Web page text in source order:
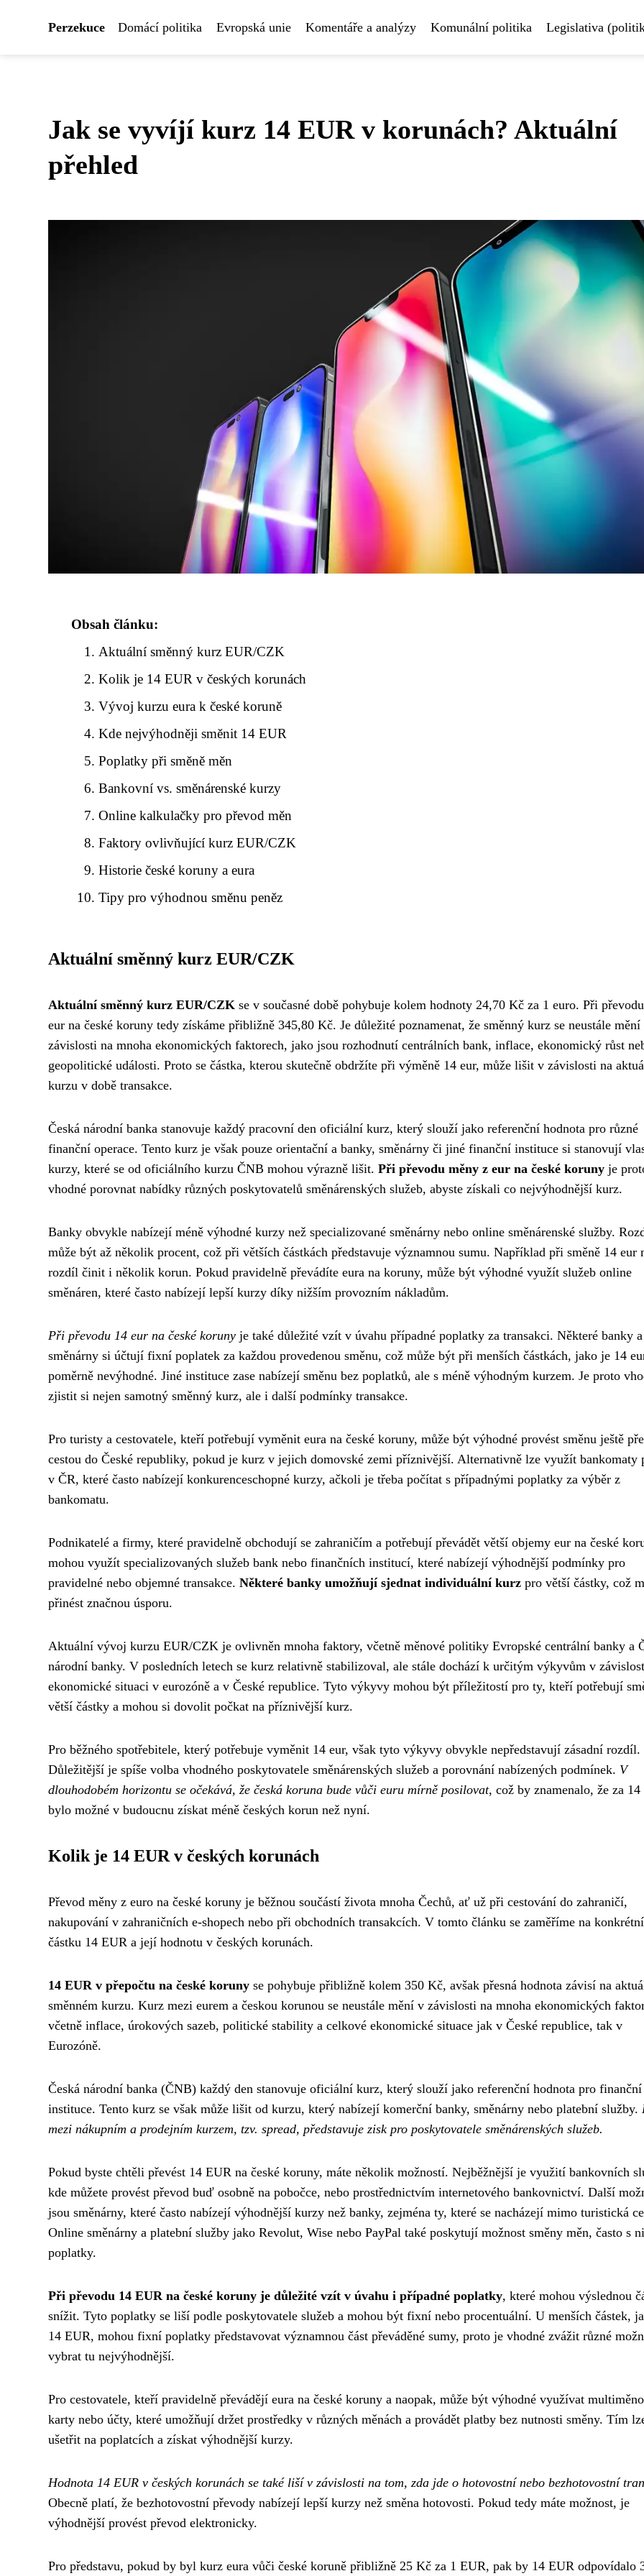
Perzekuce Domácí politika Evropská unie Komentáře a analýzy Komunální politika Legislativa
Jak se vyvíjí kurz 14 EUR v korunách? Aktuální
přehled
Obsah článku:
Aktuální směnný kurz EUR/CZK
Kolik je 14 EUR v českých korunách
Vývoj kurzu eura k české koruně
Kde nejvýhodněji směnit 14 EUR
Poplatky při směně měn
Bankovní vs. směnárenské kurzy
Online kalkulačky pro převod měn
Faktory ovlivňující kurz EUR/CZK
Historie české koruny a eura
Tipy pro výhodnou směnu peněz
Aktuální směnný kurz EUR/CZK
Aktuální směnný kurz EUR/CZK se v současné době pohybuje kolem hodnoty 24,70 Kč za 1 euro. Při
eur na české koruny tedy získáme přibližně 345,80 Kč. Je důležité poznamenat, že směnný kurz se neustále mění
závislosti na mnoha ekonomických faktorech, jako jsou rozhodnutí centrálních bank, inflace, ekonomický růst
geopolitické události. Proto se částka, kterou skutečně obdržíte při výměně 14 eur, může lišit v závislosti na
kurzu v době transakce.
Česká národní banka stanovuje každý pracovní den oficiální kurz, který slouží jako referenční hodnota pro různé
finanční operace. Tento kurz je však pouze orientační a banky, směnárny či jiné finanční instituce si stanovují
kurzy, které se od oficiálního kurzu ČNB mohou výrazně lišit. Při převodu měny z eur na české koruny je
vhodné porovnat nabídky různých poskytovatelů směnárenských služeb, abyste získali co nejvýhodnější kurz.
Banky obvykle nabízejí méně výhodné kurzy než specializované směnárny nebo online směnárenské služby.
může být až několik procent, což při větších částkách představuje významnou sumu. Například při směně 14 eur
rozdíl činit i několik korun. Pokud pravidelně převádíte eura na koruny, může být výhodné využít služeb online
směnáren, které často nabízejí lepší kurzy díky nižším provozním nákladům.
Při převodu 14 eur na české koruny je také důležité vzít v úvahu případné poplatky za transakci. Některé banky a
směnárny si účtují fixní poplatek za každou provedenou směnu, což může být při menších částkách, jako je 14
poměrně nevýhodné. Jiné instituce zase nabízejí směnu bez poplatků, ale s méně výhodným kurzem. Je proto
zjistit si nejen samotný směnný kurz, ale i další podmínky transakce.
Pro turisty a cestovatele, kteří potřebují vyměnit eura na české koruny, může být výhodné provést směnu ještě
cestou do České republiky, pokud je kurz v jejich domovské zemi příznivější. Alternativně lze využít bankomaty
v ČR, které často nabízejí konkurenceschopné kurzy, ačkoli je třeba počítat s případnými poplatky za výběr z
bankomatu.
Podnikatelé a firmy, které pravidelně obchodují se zahraničím a potřebují převádět větší objemy eur na české
mohou využít specializovaných služeb bank nebo finančních institucí, které nabízejí výhodnější podmínky pro
pravidelné nebo objemné transakce. Některé banky umožňují sjednat individuální kurz pro větší částky, což
přinést značnou úsporu.
Aktuální vývoj kurzu EUR/CZK je ovlivněn mnoha faktory, včetně měnové politiky Evropské centrální banky a
národní banky. V posledních letech se kurz relativně stabilizoval, ale stále dochází k určitým výkyvům v
ekonomické situaci v eurozóně a v České republice. Tyto výkyvy mohou být příležitostí pro ty, kteří potřebují
větší částky a mohou si dovolit počkat na příznivější kurz.
Pro běžného spotřebitele, který potřebuje vyměnit 14 eur, však tyto výkyvy obvykle nepředstavují zásadní rozdíl.
Důležitější je spíše volba vhodného poskytovatele směnárenských služeb a porovnání nabízených podmínek. V
dlouhodobém horizontu se očekává, že česká koruna bude vůči euru mírně posilovat, což by znamenalo, že za
bylo možné v budoucnu získat méně českých korun než nyní.
Kolik je 14 EUR v českých korunách
Převod měny z euro na české koruny je běžnou součástí života mnoha Čechů, ať už při cestování do zahraničí,
nakupování v zahraničních e-shopech nebo při obchodních transakcích. V tomto článku se zaměříme na konkrétní
částku 14 EUR a její hodnotu v českých korunách.
14 EUR v přepočtu na české koruny se pohybuje přibližně kolem 350 Kč, avšak přesná hodnota závisí na
směnném kurzu. Kurz mezi eurem a českou korunou se neustále mění v závislosti na mnoha ekonomických
včetně inflace, úrokových sazeb, politické stability a celkové ekonomické situace jak v České republice, tak v
Eurozóně.
Česká národní banka (ČNB) každý den stanovuje oficiální kurz, který slouží jako referenční hodnota pro finanční
instituce. Tento kurz se však může lišit od kurzu, který nabízejí komerční banky, směnárny nebo platební služby.
mezi nákupním a prodejním kurzem, tzv. spread, představuje zisk pro poskytovatele směnárenských služeb.
Pokud byste chtěli převést 14 EUR na české koruny, máte několik možností. Nejběžnější je využití bankovních
kde můžete provést převod buď osobně na pobočce, nebo prostřednictvím internetového bankovnictví. Další
jsou směnárny, které často nabízejí výhodnější kurzy než banky, zejména ty, které se nacházejí mimo turistická
Online směnárny a platební služby jako Revolut, Wise nebo PayPal také poskytují možnost směny měn, často s
poplatky.
Při převodu 14 EUR na české koruny je důležité vzít v úvahu i případné poplatky, které mohou výslednou
snížit. Tyto poplatky se liší podle poskytovatele služeb a mohou být fixní nebo procentuální. U menších částek,
14 EUR, mohou fixní poplatky představovat významnou část převáděné sumy, proto je vhodné zvážit různé
vybrat tu nejvýhodnější.
Pro cestovatele, kteří pravidelně převádějí eura na české koruny a naopak, může být výhodné využívat
karty nebo účty, které umožňují držet prostředky v různých měnách a provádět platby bez nutnosti směny. Tím
ušetřit na poplatcích a získat výhodnější kurzy.
Hodnota 14 EUR v českých korunách se také liší v závislosti na tom, zda jde o hotovostní nebo bezhotovostní
Obecně platí, že bezhotovostní převody nabízejí lepší kurzy než směna hotovosti. Pokud tedy máte možnost, je
výhodnější provést převod elektronicky.
Pro představu, pokud by byl kurz eura vůči české koruně přibližně 25 Kč za 1 EUR, pak by 14 EUR odpovídalo